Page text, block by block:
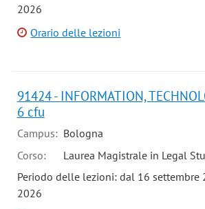
2026
Orario delle lezioni
91424 - INFORMATION,
6 cfu
Campus: Bologna
Corso:
Laurea Magistrale in Legal
Periodo delle lezioni: dal 16 settembre
2026